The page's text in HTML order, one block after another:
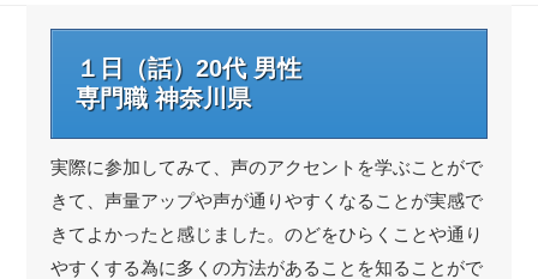
１日（話）20代 男性
専門職 神奈川県
実際に参加してみて、声のアクセントを学ぶことがで
きて、声量アップや声が通りやすくなることが実感で
きてよかったと感じました。のどをひらくことや通り
やすくする為に多くの方法があることを知ることがで